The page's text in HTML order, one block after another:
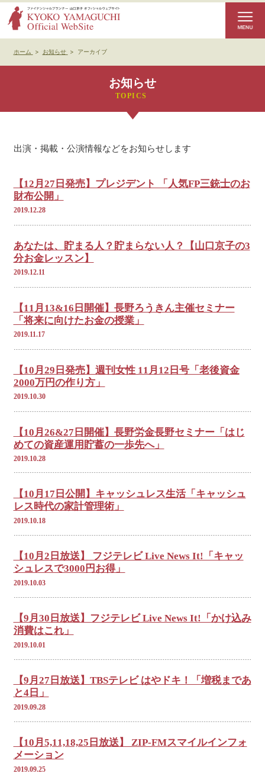
ホーム > お知らせ > アーカイブ
お知らせ
出演・掲載・公演情報などをお知らせします
【12月27日発売】プレジデント 「人気FP三銃士のお
財布公開」
2019.12.28
あなたは、貯まる人？貯まらない人？【山口京子の3
分お金レッスン】
2019.12.11
【11月13&16日開催】長野ろうきん主催セミナー
「将来に向けたお金の授業」
2019.11.17
【10月29日発売】週刊女性 11月12日号「老後資金
2000万円の作り方」
2019.10.30
【10月26&27日開催】長野労金長野セミナー「はじ
めての資産運用貯蓄の一歩先へ」
2019.10.28
【10月17日公開】キャッシュレス生活「キャッシュ
レス時代の家計管理術」
2019.10.18
【10月2日放送】 フジテレビ Live News It!「キャッ
シュレスで3000円お得」
2019.10.03
【9月30日放送】フジテレビ Live News It!「かけ込み
消費はこれ」
2019.10.01
【9月27日放送】TBSテレビ はやドキ！「増税まであ
と4日」
2019.09.28
【10月5,11,18,25日放送】 ZIP-FMスマイルインフォ
メーション
2019.09.25